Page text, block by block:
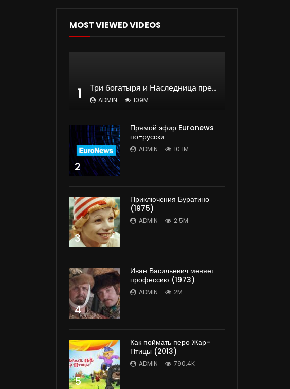
MOST VIEWED VIDEOS
1 Три богатыря и Наследница престола | мультфильм
ADMIN 109M
2
Прямой эфир Euronews
по-русски
ADMIN 10.1M
3
Приключения Буратино
(1975)
ADMIN 2.5M
4
Иван Васильевич меняет
профессию (1973)
ADMIN 2M
5
Как поймать перо Жар-
Птицы (2013)
ADMIN 790.4K